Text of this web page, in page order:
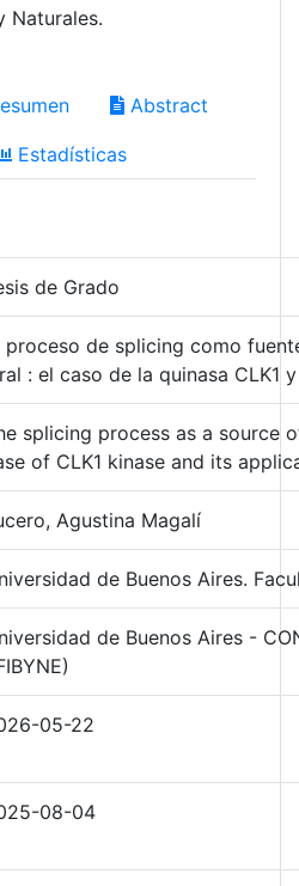
Naturales.
Abstract
Estadísticas
de Grado
proceso de splicing como
: el caso de la quinasa CLK1
splicing process as a source
of CLK1 kinase and its
Agustina Magalí
de Buenos Aires.
de Buenos Aires -
05-22
08-04